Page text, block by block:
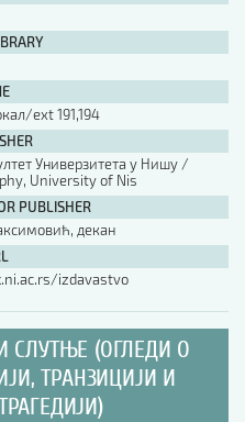
ext 191,194
Универзитета у Нишу /
University of Nis
PUBLISHER
декан
izdavastvo
СЛУТЊЕ (ОГЛЕДИ О
ТРАНЗИЦИЈИ И